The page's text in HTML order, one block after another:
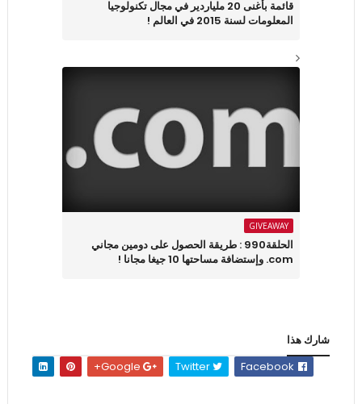
قائمة بأغنى 20 ملياردير في مجال تكنولوجيا
المعلومات لسنة 2015 في العالم !
GIVEAWAY
الحلقة990 : طريقة الحصول على دومين مجاني
com. وإستضافة مساحتها 10 جيغا مجانا !
شارك هذا
Twitter